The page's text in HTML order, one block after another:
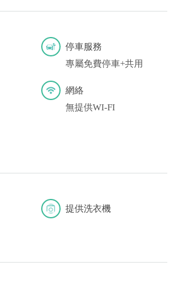
停車服務
專屬免費停車+共用
網絡
無提供WI-FI
提供洗衣機